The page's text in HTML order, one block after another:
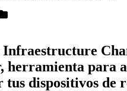
herramienta para
dispositivos de